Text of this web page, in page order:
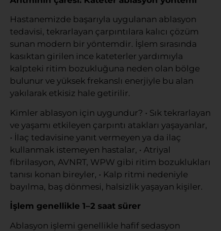
Hastanemizde başarıyla uygulanan ablasyon
tedavisi, tekrarlayan çarpıntılara kalıcı çözüm
sunan modern bir yöntemdir. İşlem sırasında
kasıktan girilen ince kateterler yardımıyla
kalpteki ritim bozukluğuna neden olan bölge
bulunur ve yüksek frekanslı enerjiyle bu alan
yakılarak etkisiz hale getirilir.
Kimler ablasyon için uygundur? • Sık tekrarlayan
ve yaşamı etkileyen çarpıntı atakları yaşayanlar,
• İlaç tedavisine yanıt vermeyen ya da ilaç
kullanmak istemeyen hastalar, • Atriyal
fibrilasyon, AVNRT, WPW gibi ritim bozuklukları
tanısı konan bireyler, • Kalp ritmi nedeniyle
bayılma, baş dönmesi, halsizlik yaşayan kişiler.
İşlem genellikle 1–2 saat sürer
Ablasyon işlemi genellikle hafif sedasyon